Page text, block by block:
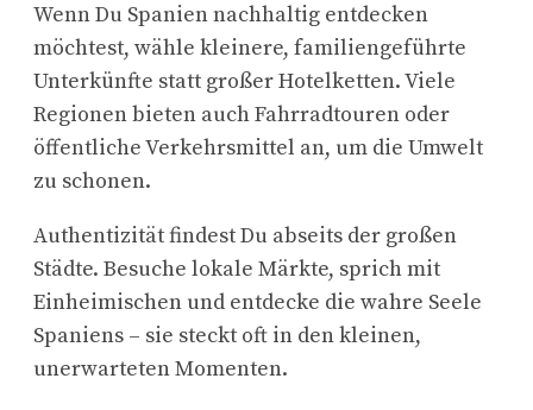
Wenn Du Spanien nachhaltig entdecken
möchtest, wähle kleinere, familiengeführte
Unterkünfte statt großer Hotelketten. Viele
Regionen bieten auch Fahrradtouren oder
öffentliche Verkehrsmittel an, um die Umwelt
zu schonen.
Authentizität findest Du abseits der großen
Städte. Besuche lokale Märkte, sprich mit
Einheimischen und entdecke die wahre Seele
Spaniens – sie steckt oft in den kleinen,
unerwarteten Momenten.